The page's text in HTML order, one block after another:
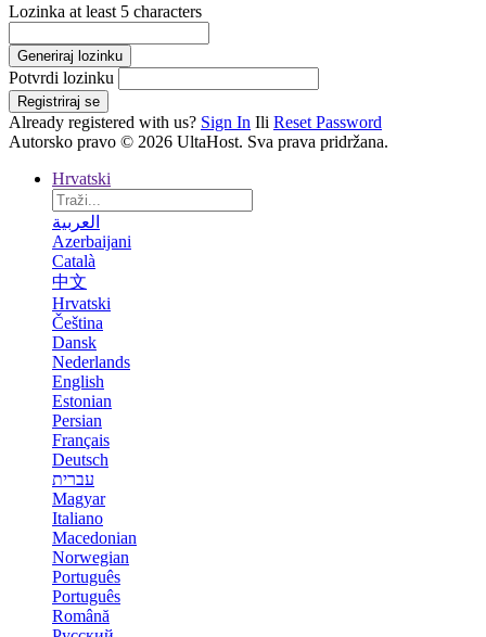
Lozinka at least 5 characters
Generiraj lozinku
Potvrdi lozinku
Registriraj se
Already registered with us? Sign In Ili Reset Password
Autorsko pravo © 2026 UltaHost. Sva prava pridržana.
Hrvatski
العربية
Azerbaijani
Català
中文
Hrvatski
Čeština
Dansk
Nederlands
English
Estonian
Persian
Français
Deutsch
עברית
Magyar
Italiano
Macedonian
Norwegian
Português
Português
Română